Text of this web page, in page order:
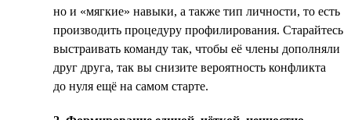
но и «мягкие» навыки, а также тип личности, то есть
производить процедуру профилирования. Старайтесь
выстраивать команду так, чтобы её члены дополняли
друг друга, так вы снизите вероятность конфликта
до нуля ещё на самом старте.